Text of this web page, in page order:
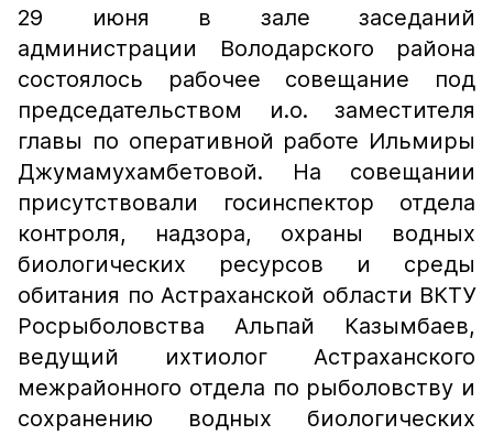
29 июня в зале заседаний
администрации Володарского района
состоялось рабочее совещание под
председательством и.о. заместителя
главы по оперативной работе Ильмиры
Джумамухамбетовой. На совещании
присутствовали госинспектор отдела
контроля, надзора, охраны водных
биологических ресурсов и среды
обитания по Астраханской области ВКТУ
Росрыболовства Альпай Казымбаев,
ведущий ихтиолог Астраханского
межрайонного отдела по рыболовству и
сохранению водных биологических